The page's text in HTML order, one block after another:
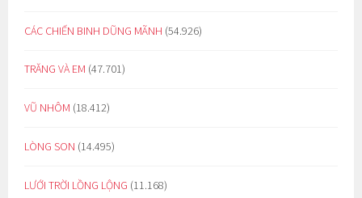
CÁC CHIẾN BINH DŨNG MÃNH (54.926)
TRĂNG VÀ EM (47.701)
VŨ NHÔM (18.412)
LÒNG SON (14.495)
LƯỚI TRỜI LỒNG LỘNG (11.168)